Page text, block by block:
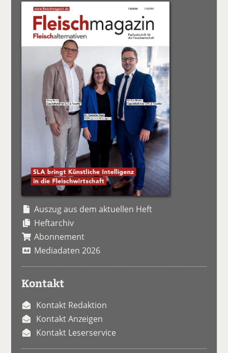
Auszug aus dem aktuellen Heft
Heftarchiv
Abonnement
Mediadaten 2026
Kontakt
Kontakt Redaktion
Kontakt Anzeigen
Kontakt Leserservice